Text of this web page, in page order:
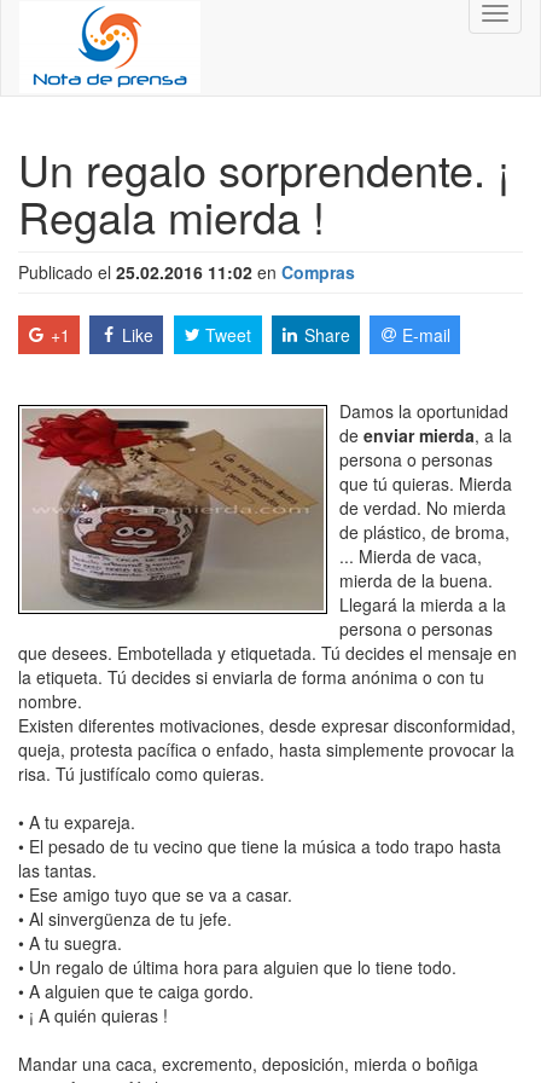
Un regalo sorprendente. ¡
Regala mierda !
Publicado el 25.02.2016 11:02 en Compras
+1 Like Tweet Share E-mail
Damos la oportunidad
de enviar mierda, a la
persona o personas
que tú quieras. Mierda
de verdad. No mierda
de plástico, de broma,
... Mierda de vaca,
mierda de la buena.
Llegará la mierda a la
persona o personas
que desees. Embotellada y etiquetada. Tú decides el mensaje en
la etiqueta. Tú decides si enviarla de forma anónima o con tu
nombre.
Existen diferentes motivaciones, desde expresar disconformidad,
queja, protesta pacífica o enfado, hasta simplemente provocar la
risa. Tú justifícalo como quieras.
• A tu expareja.
• El pesado de tu vecino que tiene la música a todo trapo hasta
las tantas.
• Ese amigo tuyo que se va a casar.
• Al sinvergüenza de tu jefe.
• A tu suegra.
• Un regalo de última hora para alguien que lo tiene todo.
• A alguien que te caiga gordo.
• ¡ A quién quieras !
Mandar una caca, excremento, deposición, mierda o boñiga